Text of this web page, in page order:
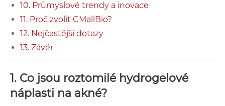
10. Průmyslové trendy a inovace
11. Proč zvolit CMallBio?
12. Nejčastější dotazy
13. Závěr
1. Co jsou roztomilé hydrogelové
náplasti na akné?